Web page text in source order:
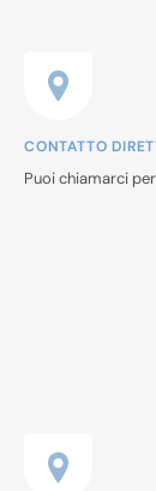
CONTATTO
Puoi chiamarci